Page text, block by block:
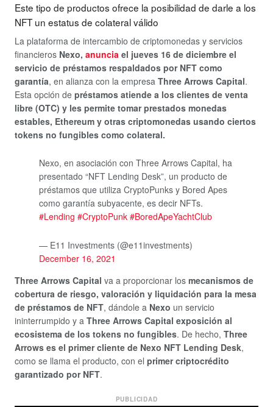
Este tipo de productos ofrece la posibilidad de darle a los
NFT un estatus de colateral válido
La plataforma de intercambio de criptomonedas y servicios
financieros Nexo, anuncia el jueves 16 de diciembre el
servicio de préstamos respaldados por NFT como
garantía, en alianza con la empresa Three Arrows Capital.
Esta opción de préstamos atiende a los clientes de venta
libre (OTC) y les permite tomar prestados monedas
estables, Ethereum y otras criptomonedas usando ciertos
tokens no fungibles como colateral.
Nexo, en asociación con Three Arrows Capital, ha
presentado “NFT Lending Desk”, un producto de
préstamos que utiliza CryptoPunks y Bored Apes
como garantía subyacente, es decir NFTs.
#Lending #CryptoPunk #BoredApeYachtClub
— E11 Investments (@e11investments)
December 16, 2021
Three Arrows Capital va a proporcionar los mecanismos de
cobertura de riesgo, valoración y liquidación para la mesa
de préstamos de NFT, dándole a Nexo un servicio
ininterrumpido y a Three Arrows Capital exposición al
ecosistema de los tokens no fungibles. De hecho, Three
Arrows es el primer cliente de Nexo NFT Lending Desk,
como se llama el producto, con el primer criptocrédito
garantizado por NFT.
PUBLICIDAD